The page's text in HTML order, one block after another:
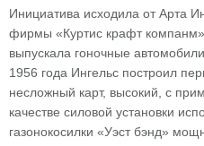
Инициатива исходила от Арта
фирмы «Куртис крафт
выпускала гоночные
1956 года Ингельс построил
несложный карт, высокий, с
качестве силовой установки
газонокосилки «Уэст бэнд»